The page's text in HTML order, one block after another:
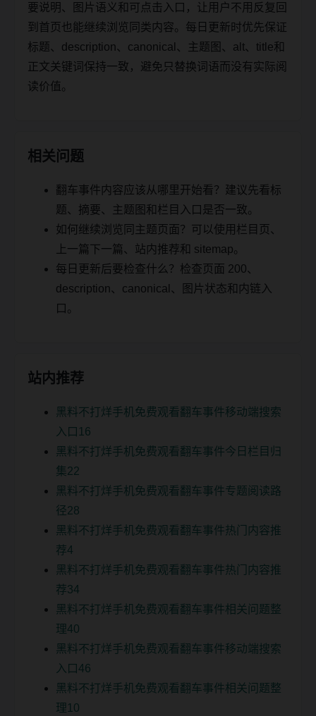
要说明、图片语义和可点击入口，让用户不用反复回
到首页也能继续浏览同类内容。每日更新时优先保证
标题、description、canonical、主题图、alt、title和
正文关键词保持一致，避免只替换词语而没有实际阅
读价值。
相关问题
翻车事件内容应该从哪里开始看？建议先看标
题、摘要、主题图和栏目入口是否一致。
如何继续浏览同主题页面？可以使用栏目页、
上一篇下一篇、站内推荐和 sitemap。
每日更新后要检查什么？检查页面 200、
description、canonical、图片状态和内链入
口。
站内推荐
黑料不打烊手机免费观看翻车事件移动端搜索
入口16
黑料不打烊手机免费观看翻车事件今日栏目归
集22
黑料不打烊手机免费观看翻车事件专题阅读路
径28
黑料不打烊手机免费观看翻车事件热门内容推
荐4
黑料不打烊手机免费观看翻车事件热门内容推
荐34
黑料不打烊手机免费观看翻车事件相关问题整
理40
黑料不打烊手机免费观看翻车事件移动端搜索
入口46
黑料不打烊手机免费观看翻车事件相关问题整
理10